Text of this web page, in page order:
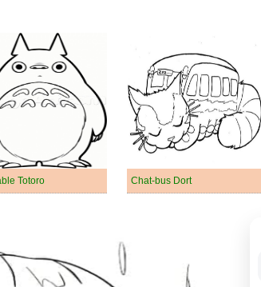
Totoro Chat-bus Dort